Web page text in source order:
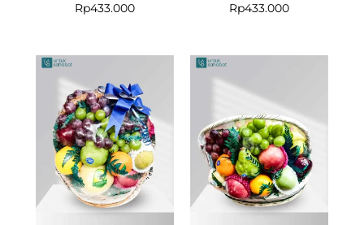
Rp433.000
Rp433.000